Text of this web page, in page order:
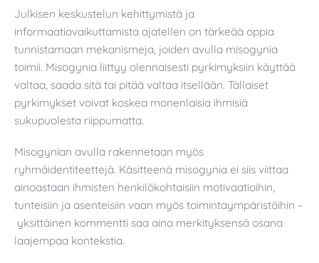
Julkisen keskustelun kehittymistä ja
informaatiovaikuttamista ajatellen on tärkeää oppia
tunnistamaan mekanismeja, joiden avulla misogynia
toimii. Misogynia liittyy olennaisesti pyrkimyksiin käyttää
valtaa, saada sitä tai pitää valtaa itsellään. Tällaiset
pyrkimykset voivat koskea monenlaisia ihmisiä
sukupuolesta riippumatta.
Misogynian avulla rakennetaan myös
ryhmäidentiteettejä. Käsitteenä misogynia ei siis viittaa
ainoastaan ihmisten henkilökohtaisiin motivaatioihin,
tunteisiin ja asenteisiin vaan myös toimintaympäristöihin –
yksittäinen kommentti saa aina merkityksensä osana
laajempaa kontekstia.